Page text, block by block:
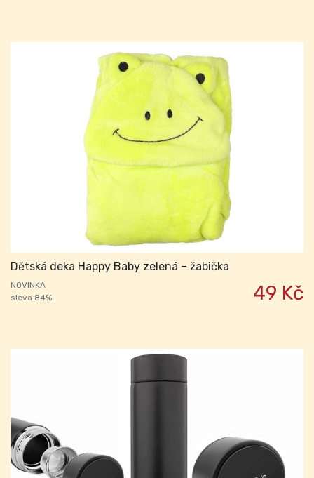
Dětská deka Happy Baby zelená – žabička
NOVINKA
sleva 84%
49 Kč